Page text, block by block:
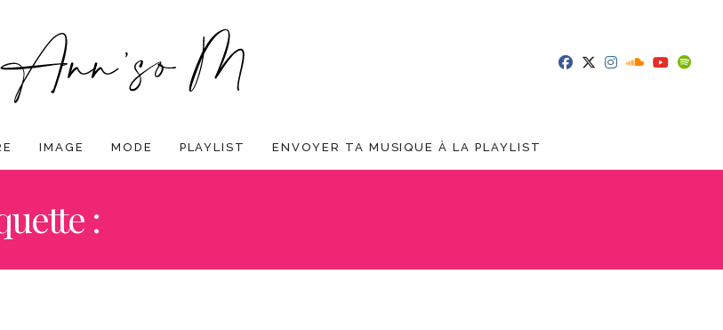
IMAGE MODE PLAYLIST ENVOYER TA MUSIQUE À LA PLAYLIST
: